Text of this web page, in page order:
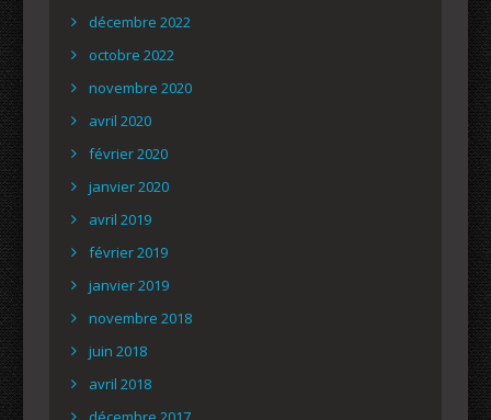
décembre 2022
octobre 2022
novembre 2020
avril 2020
février 2020
janvier 2020
avril 2019
février 2019
janvier 2019
novembre 2018
juin 2018
avril 2018